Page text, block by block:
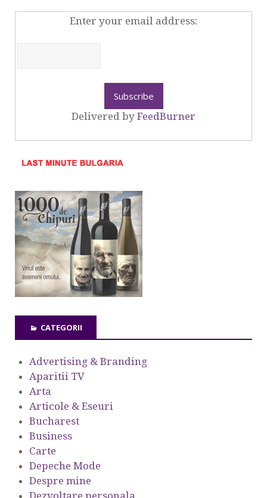
Enter your email address:
Delivered by FeedBurner
CATEGORII
Advertising & Branding
Aparitii TV
Arta
Articole & Eseuri
Bucharest
Business
Carte
Depeche Mode
Despre mine